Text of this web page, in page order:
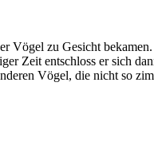
Vögel zu Gesicht
Zeit entschloss er sich
Vögel, die nicht so